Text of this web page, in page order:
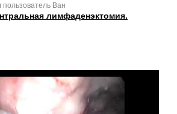
Ван
лимфаденэктомия.